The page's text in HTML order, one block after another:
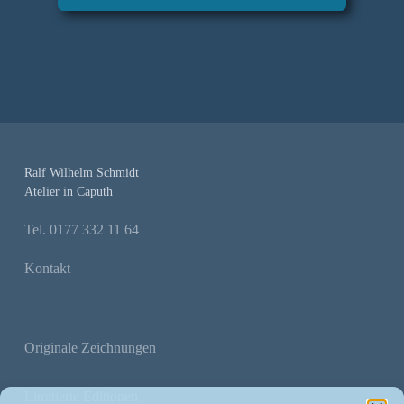
Ralf Wilhelm Schmidt
Atelier in Caputh
Tel. 0177 332 11 64
Kontakt
Originale Zeichnungen